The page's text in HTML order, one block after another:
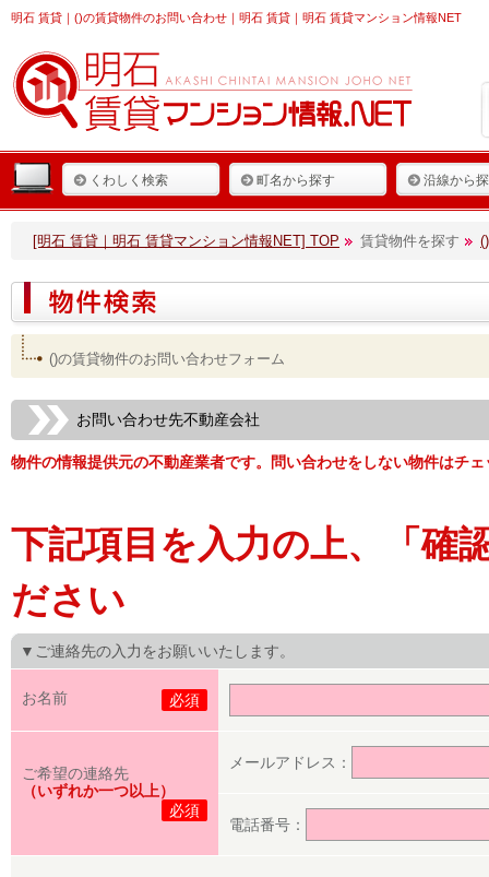
明石 賃貸 ｜()の賃貸物件のお問い合わせ｜明石 賃貸｜明石 賃貸マンション情報NET
くわしく検索 町名から探す 沿線から
[明石 賃貸｜明石 賃貸マンション情報NET] TOP 賃貸物件を探す
()の賃貸物件のお問い合わせフォーム
お問い合わせ先不動産会社
物件の情報提供元の不動産業者です。問い合わせをしない物件はチ
下記項目を入力の上、「確
ださい
▼ご連絡先の入力をお願いいたします。
お名前 必須
ご希望の連絡先
（いずれか一つ以上）
必須
メールアドレス：
電話番号：